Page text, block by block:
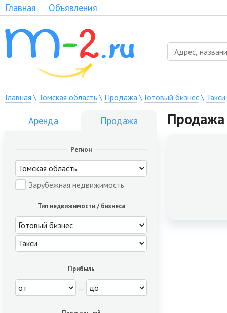
Главная Объявления
Главная \ Томская область \ Продажа\ Готовый бизнес\ Такси
Аренда Продажа
Регион
Зарубежная недвижимость
Тип недвижимости / бизнеса
Прибыль
—
Продажа